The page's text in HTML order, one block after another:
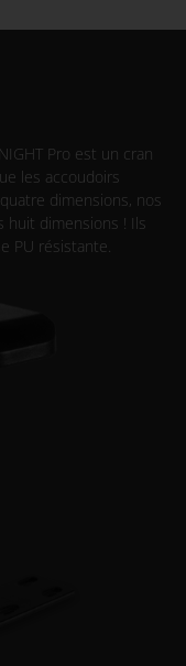
Pro est un cran
les accoudoirs
dimensions, nos
huit dimensions ! Ils
PU résistante.